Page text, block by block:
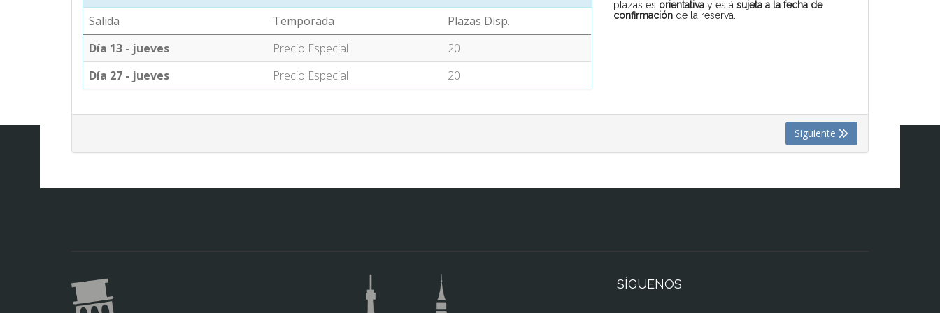
Salida
Temporada
Plazas Disp.
Día 13 - jueves
Precio Especial
20
Día 27 - jueves
Precio Especial 20
plazas es orientativay está sujeta a la fecha de
confirmaciónde la reserva.
Siguiente
SÍGUENOS